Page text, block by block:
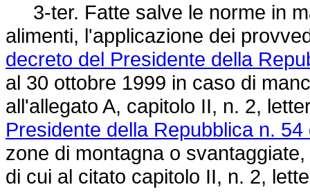
3-ter. Fatte salve le norme in
alimenti, l'applicazione dei
decreto del Presidente della
al 30 ottobre 1999 in caso di
all'allegato A, capitolo II, n. 2,
Presidente della Repubblica n. 54
zone di montagna o
di cui al citato capitolo II, n. 2,